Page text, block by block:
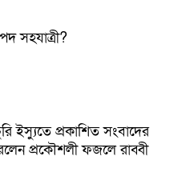
সহযাত্রী?
ইস্যুতে প্রকাশিত সংবাদের
প্রকৌশলী ফজলে রাব্বী